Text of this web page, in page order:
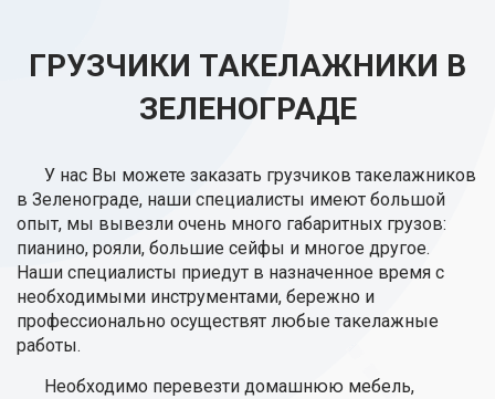
ГРУЗЧИКИ ТАКЕЛАЖНИКИ В
ЗЕЛЕНОГРАДЕ
У нас Вы можете заказать грузчиков такелажников
в Зеленограде, наши специалисты имеют большой
опыт, мы вывезли очень много габаритных грузов:
пианино, рояли, большие сейфы и многое другое.
Наши специалисты приедут в назначенное время с
необходимыми инструментами, бережно и
профессионально осуществят любые такелажные
работы.
Необходимо перевезти домашнюю мебель,